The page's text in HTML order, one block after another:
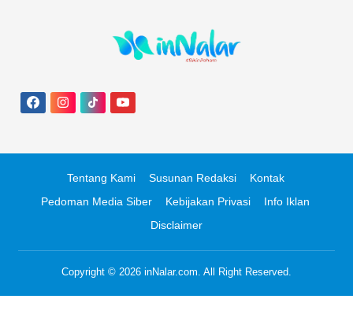
Tentang Kami Susunan Redaksi
Kontak
Pedoman Media Siber
Kebijakan Privasi
Info Iklan
Disclaimer
Copyright © 2026 inNalar.com . All Right Reserved.